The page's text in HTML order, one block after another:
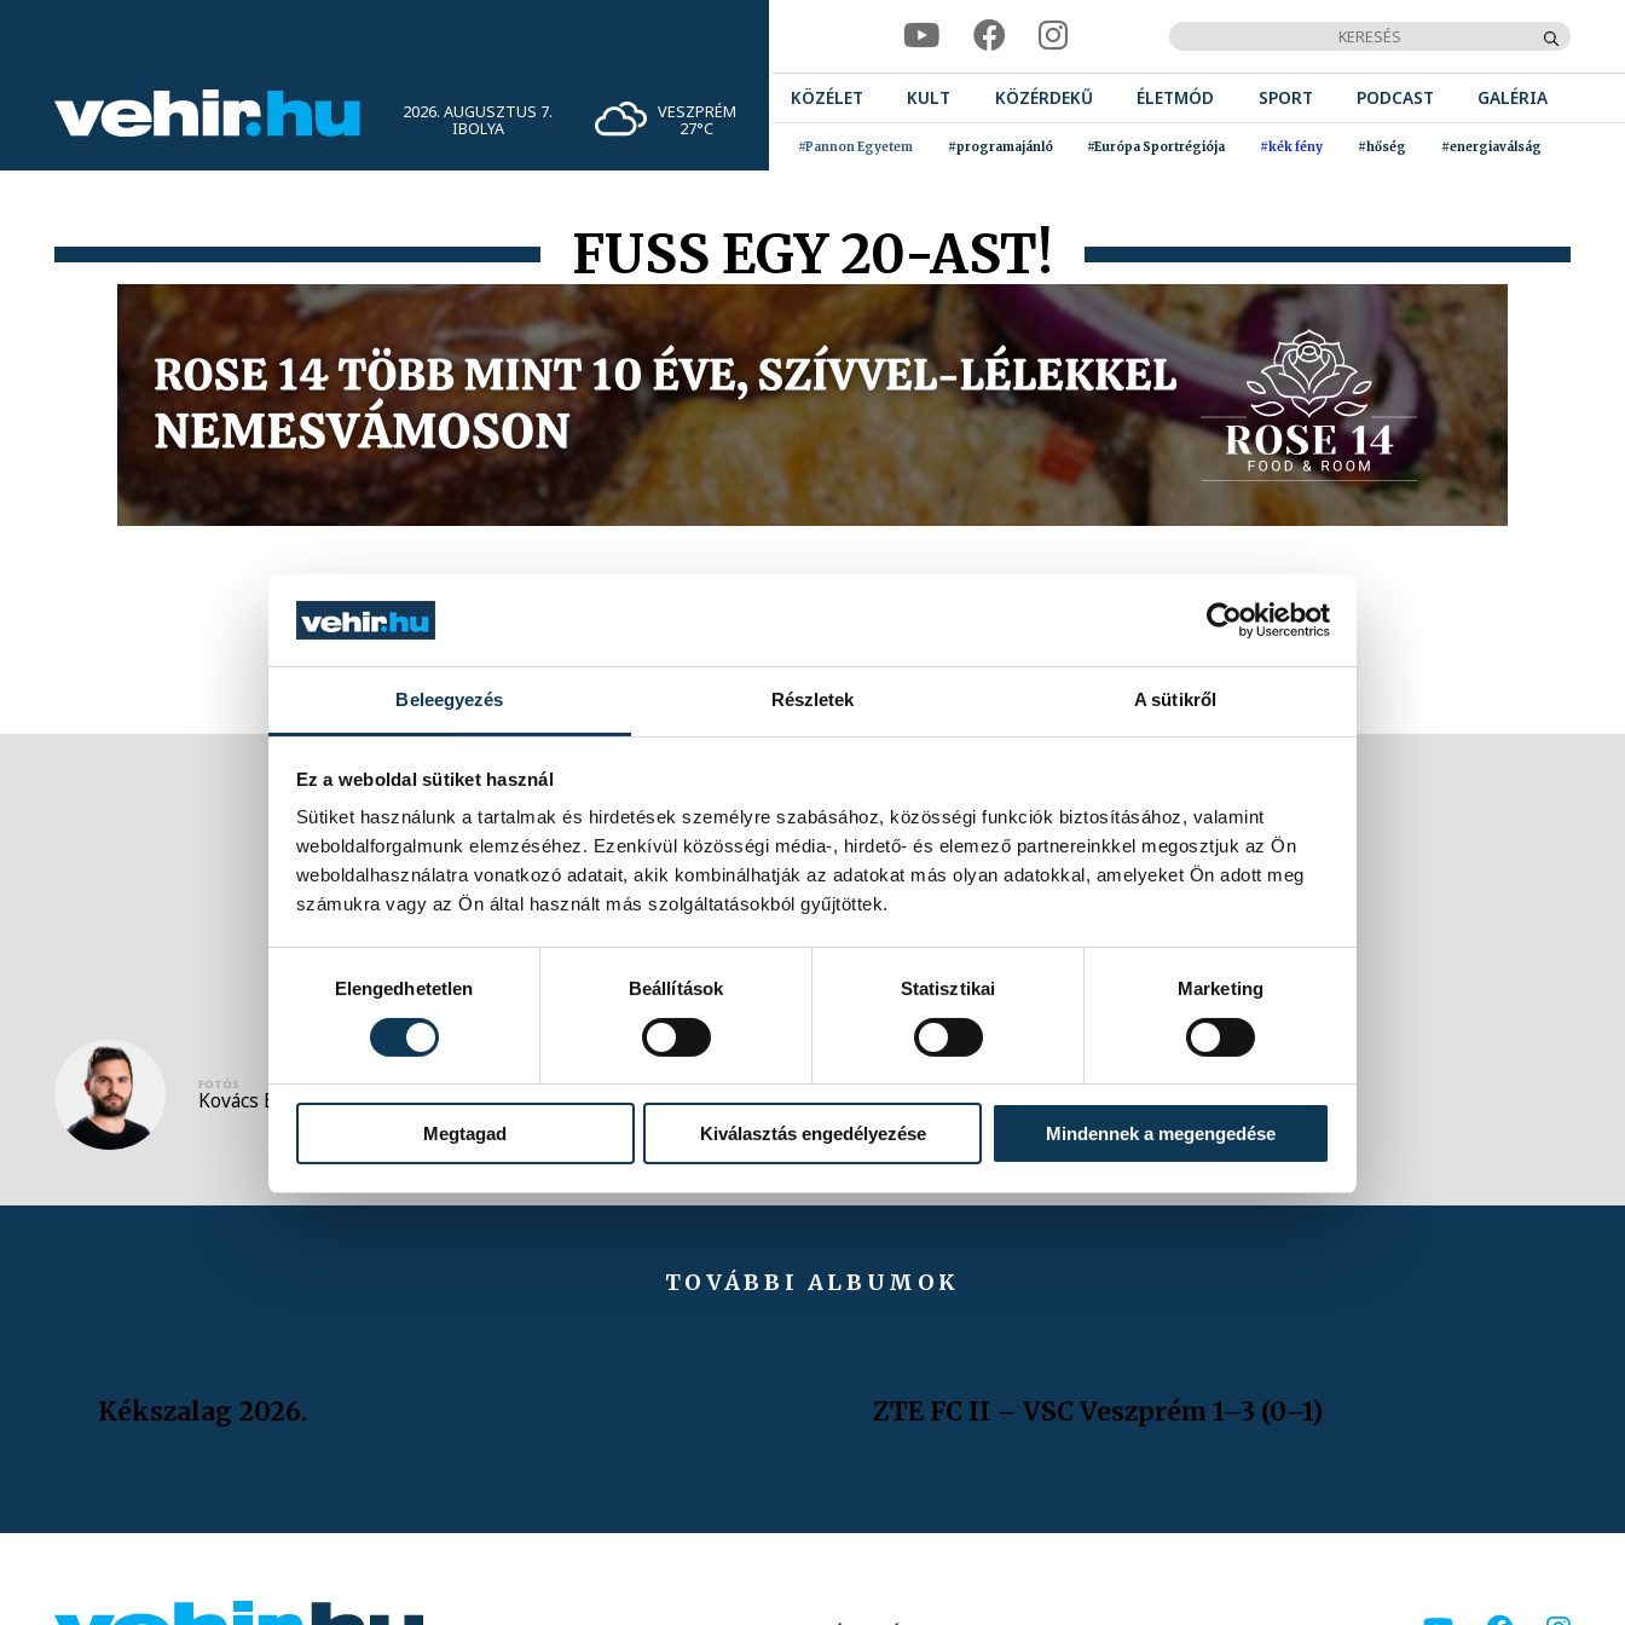
Beleegyezés Részletek A sütikről
Ez a weboldal sütiket használ
Sütiket használunk a tartalmak és hirdetések személyre szabásához, közösségi funkciók biztosításához, valamint
weboldalforgalmunk elemzéséhez. Ezenkívül közösségi média-, hirdető- és elemező partnereinkkel megosztjuk az Ön
weboldalhasználatra vonatkozó adatait, akik kombinálhatják az adatokat más olyan adatokkal, amelyeket Ön adott meg
számukra vagy az Ön által használt más szolgáltatásokból gyűjtöttek.
Elengedhetetlen
Beállítások Statisztikai Marketing
Megtagad Kiválasztás engedélyezése Mindennek a megengedése
2026. AUGUSZTUS 7.
IBOLYA
VESZPRÉM
27°C
KÖZÉLET KULT KÖZÉRDEKŰ ÉLETMÓD SPORT PODCAST GALÉRIA
#Pannon Egyetem #programajánló #Európa Sportrégiója #kék fény #hőség #energiaválság
FUSS EGY 20-AST!
FOTÓS
Kovács Bálint
FOTÓS
Tál Dominik
FOTÓS
Vámosi Patrik
TOVÁBBI ALBUMOK
Kékszalag 2026. ZTE FC II – VSC Veszprém 1–3 (0–1)